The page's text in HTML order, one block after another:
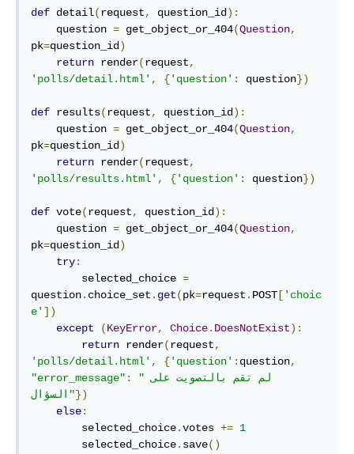
def detail(request, question_id) :
    question
= get_object_or_404(Question,
pk=question_id)
return render(request,
'polls/detail.html' , {'question' : question})
def results(request, question_id) :
    question
= get_object_or_404(Question,
pk=question_id)
return render(request,
'polls/results.html' , {'question' : question})
def vote(request, question_id) :
    question
= get_object_or_404(Question,
pk=question_id)
try:
        selected_choice
=
question. choice_set . get(pk=request . POST [ 'choic
e' ])
except
(KeyError, Choice. DoesNotExist):
return render(request,
'polls/detail.html' , {'question' : question,
"error_message" :
"لم تقم بالتصويت على
السؤال"})
else:
        selected_choice
.votes += 1
        selected_choice
. save()